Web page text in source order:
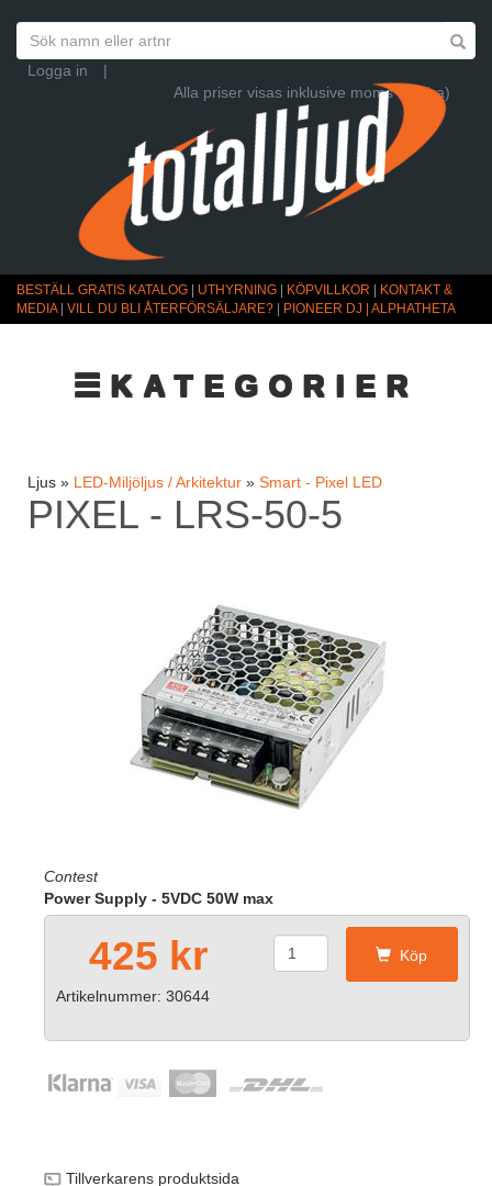
Logga in
|
Alla priser visas inklusive moms (Ändra)
BESTÄLL GRATIS KATALOG UTHYRNING KÖPVILLKOR
KONTAKT &
MEDIA| VILL DU BLI ÅTERFÖRSÄLJARE? PIONEER DJ | ALPHATHETA
☰KATEGORIER
Ljus » LED-Miljöljus / Arkitektur » Smart - Pixel LED
PIXEL - LRS-50-5
Contest
Power Supply - 5VDC 50W max
425 kr Köp
Artikelnummer: 30644
Tillverkarens produktsida